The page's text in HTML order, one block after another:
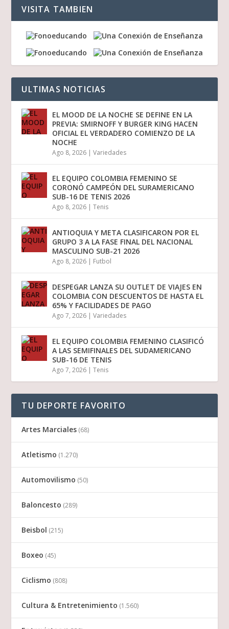
VISITA TAMBIEN
ULTIMAS NOTICIAS
EL MOOD DE LA NOCHE SE DEFINE EN LA
PREVIA: SMIRNOFF Y BURGER KING HACEN
OFICIAL EL VERDADERO COMIENZO DE LA
NOCHE
Ago 8, 2026 |Variedades
EL EQUIPO COLOMBIA FEMENINO SE
CORONÓ CAMPEÓN DEL SURAMERICANO
SUB-16 DE TENIS 2026
Ago 8, 2026 |Tenis
ANTIOQUIA Y META CLASIFICARON POR EL
GRUPO 3 A LA FASE FINAL DEL NACIONAL
MASCULINO SUB-21 2026
Ago 8, 2026 | Futbol
DESPEGAR LANZA SU OUTLET DE VIAJES EN
COLOMBIA CON DESCUENTOS DE HASTA EL
65% Y FACILIDADES DE PAGO
Ago 7, 2026 |Variedades
EL EQUIPO COLOMBIA FEMENINO CLASIFICÓ
A LAS SEMIFINALES DEL SUDAMERICANO
SUB-16 DE TENIS
Ago 7, 2026 |Tenis
TU DEPORTE FAVORITO
Artes Marciales (68)
Atletismo (1.270)
Automovilismo (50)
Baloncesto (289)
Beisbol (215)
Boxeo (45)
Ciclismo (808)
Cultura & Entretenimiento (1.560)